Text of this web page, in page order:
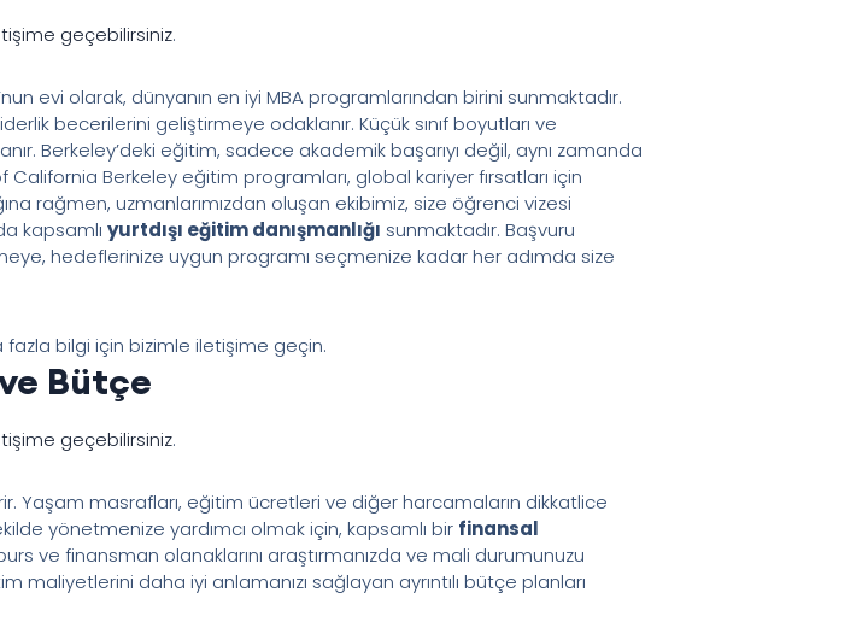
geçebilirsiniz.
evi olarak, dünyanın en iyi MBA programlarından birini sunmaktadır.
becerilerini geliştirmeye odaklanır. Küçük sınıf boyutları ve
Berkeley’deki eğitim, sadece akademik başarıyı değil, aynı zamanda
Berkeley eğitim programları, global kariyer fırsatları için
rağmen, uzmanlarımızdan oluşan ekibimiz, size öğrenci vizesi
kapsamlı yurtdışı eğitim danışmanlığı sunmaktadır. Başvuru
hedeflerinize uygun programı seçmenize kadar her adımda size
fazla bilgi için bizimle iletişime geçin.
Bütçe
geçebilirsiniz.
Yaşam masrafları, eğitim ücretleri ve diğer harcamaların dikkatlice
yönetmenize yardımcı olmak için, kapsamlı bir finansal
ve finansman olanaklarını araştırmanızda ve mali durumunuzu
daha iyi anlamanızı sağlayan ayrıntılı bütçe planları